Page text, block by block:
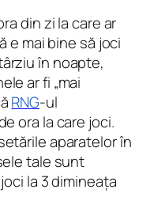
din zi la care ar
e mai bine să joci
în noapte,
ar fi „mai
RNG-ul
ora la care joci.
aparatelor în
tale sunt
la 3 dimineața